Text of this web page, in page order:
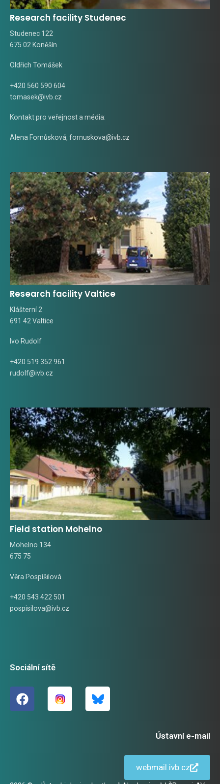
Research facility Studenec
Studenec 122
675 02 Koněšín
Oldřich Tomášek
+420 560 590 604
tomasek@ivb.cz
Kontakt pro veřejnost a média:
Alena Fornůsková, fornuskova@ivb.cz
Research facility Valtice
Klášterní 2
691 42 Valtice
Ivo Rudolf
+420 519 352 961
rudolf@ivb.cz
Field station Mohelno
Mohelno 134
675 75
Věra Pospíšilová
+420 543 422 501
pospisilova@ivb.cz
Sociální sítě
Ústavní e-mail
webmail.ivb.cz